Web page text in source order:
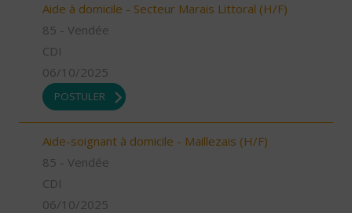
Aide à domicile - Secteur Marais Littoral (H/F)
85 - Vendée
CDI
06/10/2025
POSTULER
Aide-soignant à domicile - Maillezais (H/F)
85 - Vendée
CDI
06/10/2025